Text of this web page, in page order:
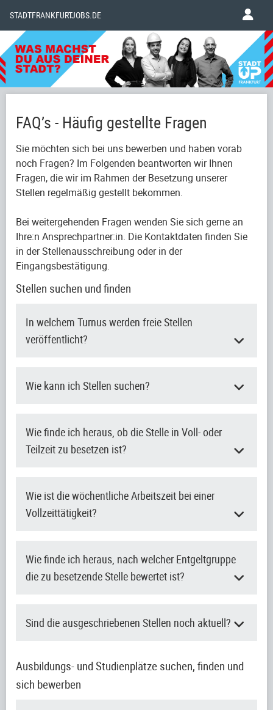
STADTFRANKFURTJOBS.DE
FAQ’s - Häufig gestellte Fragen
Sie möchten sich bei uns bewerben und haben vorab
noch Fragen? Im Folgenden beantworten wir Ihnen
Fragen, die wir im Rahmen der Besetzung unserer
Stellen regelmäßig gestellt bekommen.
Bei weitergehenden Fragen wenden Sie sich gerne an
Ihre:n Ansprechpartner:in. Die Kontaktdaten finden Sie
in der Stellenausschreibung oder in der
Eingangsbestätigung.
Stellen suchen und finden
In welchem Turnus werden freie Stellen
veröffentlicht?
Wie kann ich Stellen suchen?
Wie finde ich heraus, ob die Stelle in Voll- oder
Teilzeit zu besetzen ist?
Wie ist die wöchentliche Arbeitszeit bei einer
Vollzeittätigkeit?
Wie finde ich heraus, nach welcher Entgeltgruppe
die zu besetzende Stelle bewertet ist?
Sind die ausgeschriebenen Stellen noch aktuell?
Ausbildungs- und Studienplätze suchen, finden und
sich bewerben